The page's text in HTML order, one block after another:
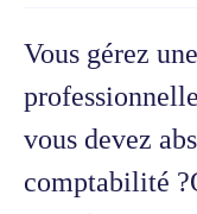
Vous gérez
vous devez
comptabilité